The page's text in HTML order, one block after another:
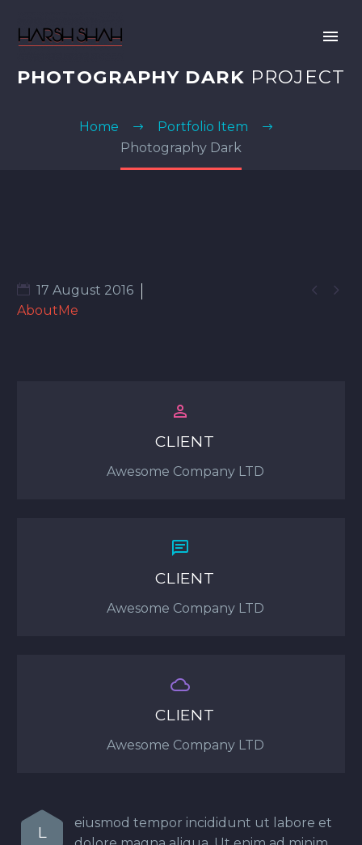
PHOTOGRAPHY DARK PROJECT
Home
Portfolio Item
Photography Dark
 
17 August 2016
AboutMe


CLIENT
Awesome Company LTD


CLIENT
Awesome Company LTD


CLIENT
Awesome Company LTD
L
eiusmod tempor incididunt ut labore et